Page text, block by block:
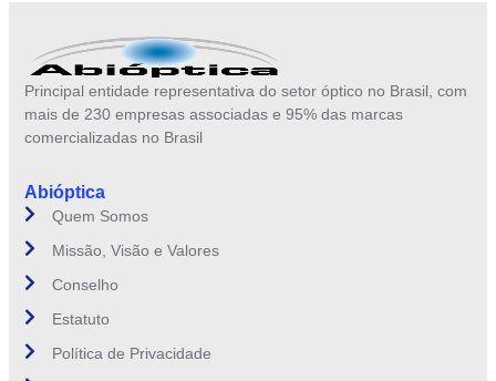
Principal entidade representativa do setor óptico no Brasil, com
mais de 230 empresas associadas e 95% das marcas
comercializadas no Brasil
Abióptica
Quem Somos
Missão, Visão e Valores
Conselho
Estatuto
Política de Privacidade